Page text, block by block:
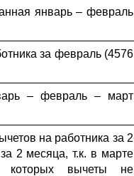
январь – февраль
за февраль (4576
– февраль – март
на работника за 2
2 месяца, т.к. в марте
которых вычеты не